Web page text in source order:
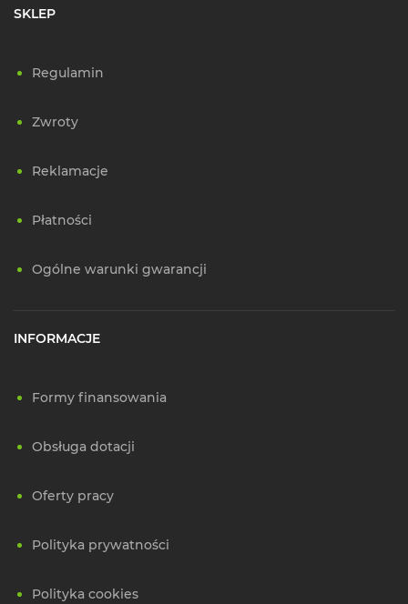
SKLEP
Regulamin
Zwroty
Reklamacje
Płatności
Ogólne warunki gwarancji
INFORMACJE
Formy finansowania
Obsługa dotacji
Oferty pracy
Polityka prywatności
Polityka cookies